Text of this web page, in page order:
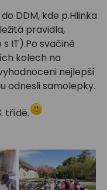
DDM, kde p.Hlinka
pravidla,
IT).Po svačině
kolech na
nejlepší
odnesli samolepky.
třídě.